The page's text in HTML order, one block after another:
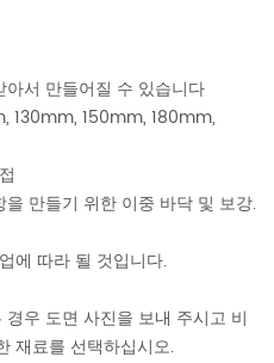
서 만들어질 수 있습니다
130mm, 150mm, 180mm,
만들기 위한 이중 바닥 및 보강.
에 따라 될 것입니다.
우 도면 사진을 보내 주시고 비
재료를 선택하십시오.